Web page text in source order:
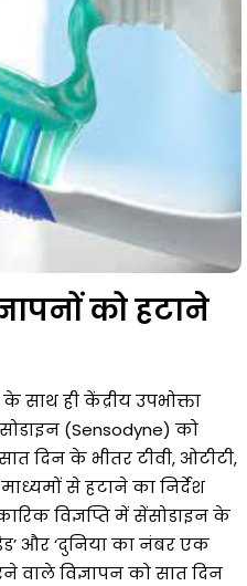
को हटाने
साथ ही केंद्रीय उपभोक्ता
(Sensodyne) को
दिन के भीतर टीवी, ओटीटी,
से हटाने का निर्देश
विज्ञप्ति में सेंसोडाइन के
और ‘दुनिया का नंबर एक
वाले विज्ञापन को सात दिन